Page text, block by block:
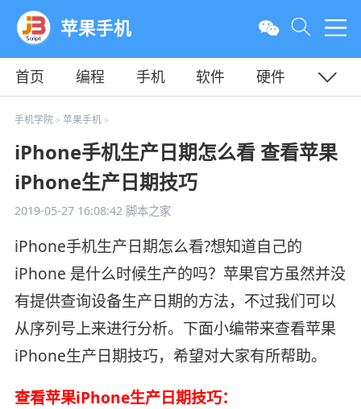
苹果手机
首页 编程 手机 软件
硬件
教程
平面
手机学院> 苹果手机>
iPhone手机生产日期怎么看 查看苹果
iPhone生产日期技巧
2019-05-27 16:08:42脚本之家
iPhone手机生产日期怎么看?想知道自己的
iPhone 是什么时候生产的吗？苹果官方虽然并没
有提供查询设备生产日期的方法，不过我们可以
从序列号上来进行分析。下面小编带来查看苹果
iPhone生产日期技巧，希望对大家有所帮助。
查看苹果iPhone生产日期技巧：